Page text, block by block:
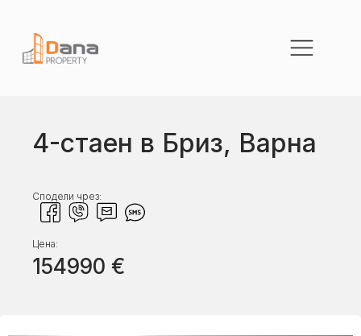
4-стаен в Бриз, Варна
Сподели чрез:
Цена:
154990 €